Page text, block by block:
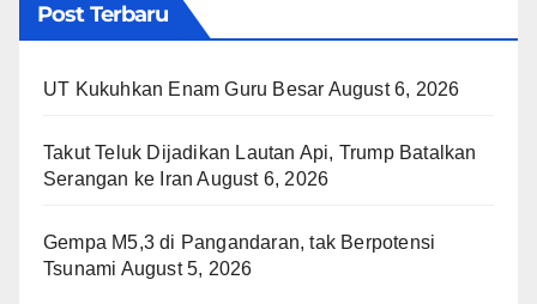
Post Terbaru
UT Kukuhkan Enam Guru Besar August 6, 2026
Takut Teluk Dijadikan Lautan Api, Trump Batalkan
Serangan ke Iran August 6, 2026
Gempa M5,3 di Pangandaran, tak Berpotensi
Tsunami August 5, 2026